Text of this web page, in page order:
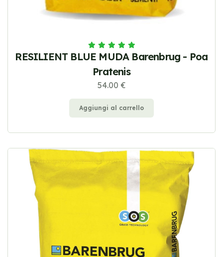
RESILIENT BLUE MUDA Barenbrug - Poa
Pratenis
54.00 €
Aggiungi al carrello